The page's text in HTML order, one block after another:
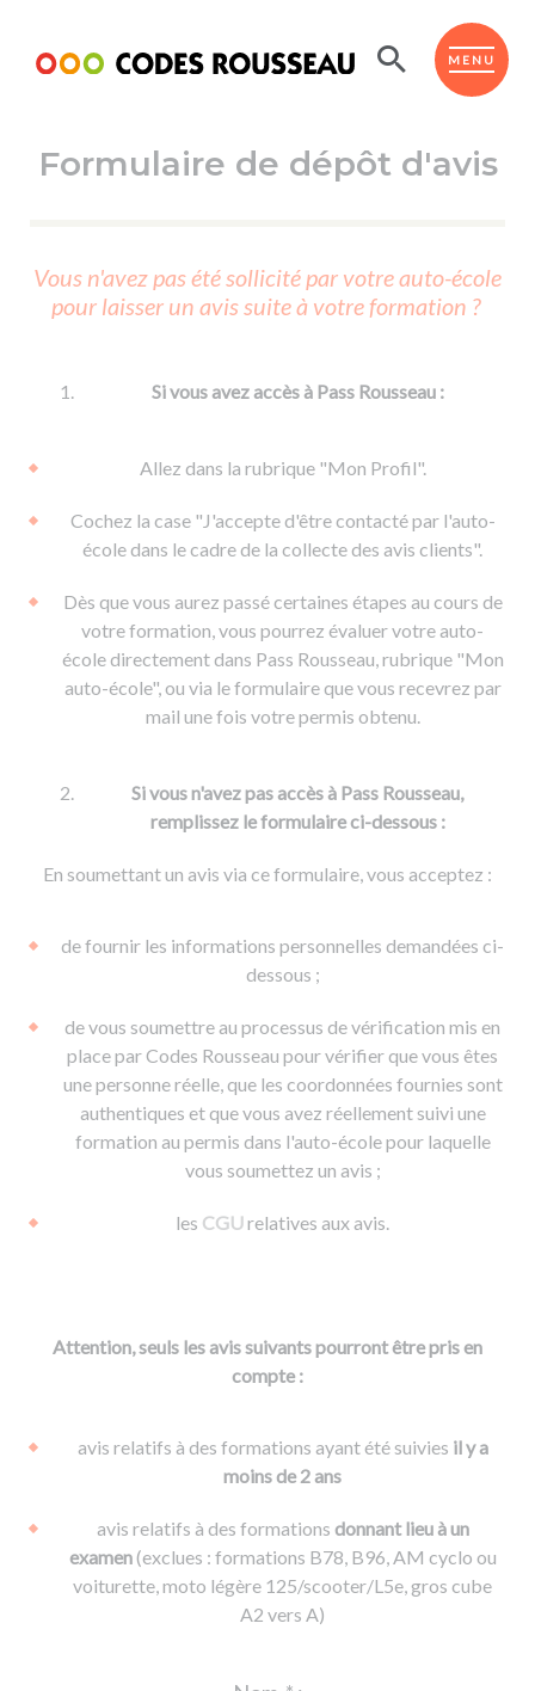
MENU
ESPACE ÉLÈVE
Code de la route
Passer l'ASSR
Réviser le code
Passer l'ETM
Permis voiture
Permis remorque
Permis & handicap
d'apprentissage
De la conduite en voiture
De la conduite à moto
Voir tous les supports
Formations pro.
Permis poids lourd
Formation FCO
Formation CACES
Devenir enseignant de la conduite
Ressources
Formulaire de dépôt d'avis
Vous n'avez pas été sollicité par votre auto-école
pour laisser un avis suite à votre formation ?
Si vous avez accès à Pass Rousseau :
Allez dans la rubrique "Mon Profil".
Cochez la case "J'accepte d'être contacté par l'auto-
école dans le cadre de la collecte des avis clients".
Dès que vous aurez passé certaines étapes au cours de
votre formation, vous pourrez évaluer votre auto-
école directement dans Pass Rousseau, rubrique "Mon
auto-école", ou via le formulaire que vous recevrez par
mail une fois votre permis obtenu.
Si vous n'avez pas accès à Pass Rousseau,
remplissez le formulaire ci-dessous :
En soumettant un avis via ce formulaire, vous acceptez :
de fournir les informations personnelles demandées ci-
dessous ;
de vous soumettre au processus de vérification mis en
place par Codes Rousseau pour vérifier que vous êtes
une personne réelle, que les coordonnées fournies sont
authentiques et que vous avez réellement suivi une
formation au permis dans l'auto-école pour laquelle
vous soumettez un avis ;
les CGUrelatives aux avis.
Attention, seuls les avis suivants pourront être pris en
compte :
avis relatifs à des formations ayant été suivies il y a
moins de 2 ans
avis relatifs à des formations donnant lieu à un
examen(exclues : formations B78, B96, AM cyclo ou
voiturette, moto légère 125/scooter/L5e, gros cube
A2 vers A)